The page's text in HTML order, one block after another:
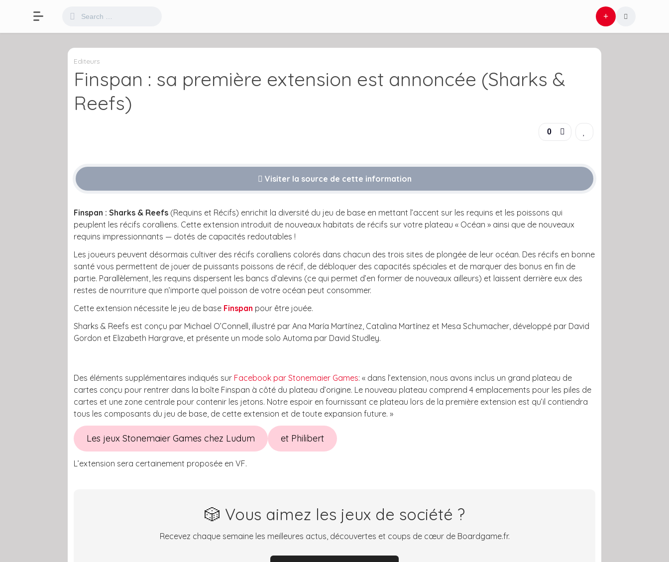
Editeurs
Finspan : sa première extension est annoncée (Sharks &
Reefs)
0
Visiter la source de cette information
Finspan : Sharks & Reefs (Requins et Récifs) enrichit la diversité du jeu de base en mettant l’accent sur les requins et les poissons qui
peuplent les récifs coralliens. Cette extension introduit de nouveaux habitats de récifs sur votre plateau « Océan » ainsi que de nouveaux
requins impressionnants — dotés de capacités redoutables !
Les joueurs peuvent désormais cultiver des récifs coralliens colorés dans chacun des trois sites de plongée de leur océan. Des récifs en bonne
santé vous permettent de jouer de puissants poissons de récif, de débloquer des capacités spéciales et de marquer des bonus en fin de
partie. Parallèlement, les requins dispersent les bancs d’alevins (ce qui permet d’en former de nouveaux ailleurs) et laissent derrière eux des
restes de nourriture que n’importe quel poisson de votre océan peut consommer.
Cette extension nécessite le jeu de base Finspan pour être jouée.
Sharks & Reefs est conçu par Michael O’Connell, illustré par Ana María Martínez, Catalina Martínez et Mesa Schumacher, développé par David
Gordon et Elizabeth Hargrave, et présente un mode solo Automa par David Studley.
Des éléments supplémentaires indiqués sur Facebook par Stonemaier Games: « dans l’extension, nous avons inclus un grand plateau de
cartes conçu pour rentrer dans la boîte Finspan à côté du plateau d’origine. Le nouveau plateau comprend 4 emplacements pour les piles de
cartes et une zone centrale pour contenir les jetons. Notre espoir en fournissant ce plateau lors de la première extension est qu’il contiendra
tous les composants du jeu de base, de cette extension et de toute expansion future. »
Les jeux Stonemaier Games chez Ludum et Philibert
L’extension sera certainement proposée en VF.
🎲 Vous aimez les jeux de société ?
Recevez chaque semaine les meilleures actus, découvertes et coups de cœur de Boardgame.fr.